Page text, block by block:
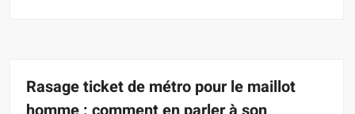
Rasage ticket de métro pour le maillot